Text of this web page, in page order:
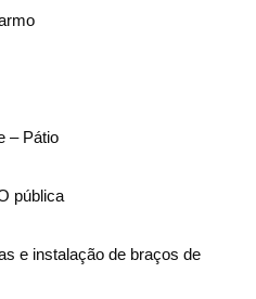
– Pátio
pública
e instalação de braços de